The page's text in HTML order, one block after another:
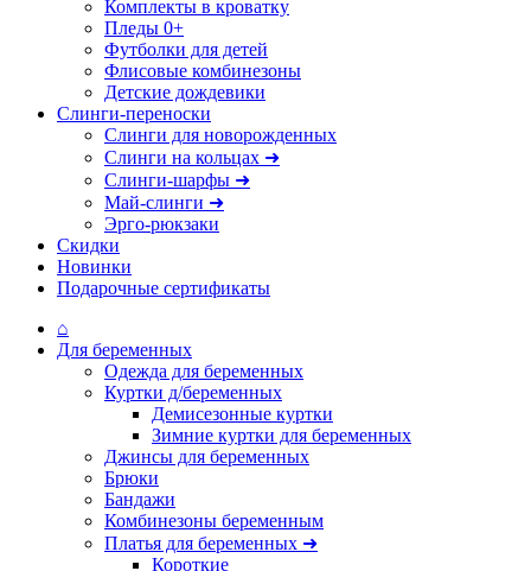
Комплекты в кроватку
Пледы 0+
Футболки для детей
Флисовые комбинезоны
Детские дождевики
Слинги-переноски
Слинги для новорожденных
Слинги на кольцах ➜
Слинги-шарфы ➜
Май-слинги ➜
Эрго-рюкзаки
Скидки
Новинки
Подарочные сертификаты
⌂
Для беременных
Одежда для беременных
Куртки д/беременных
Демисезонные куртки
Зимние куртки для беременных
Джинсы для беременных
Брюки
Бандажи
Комбинезоны беременным
Платья для беременных ➜
Короткие